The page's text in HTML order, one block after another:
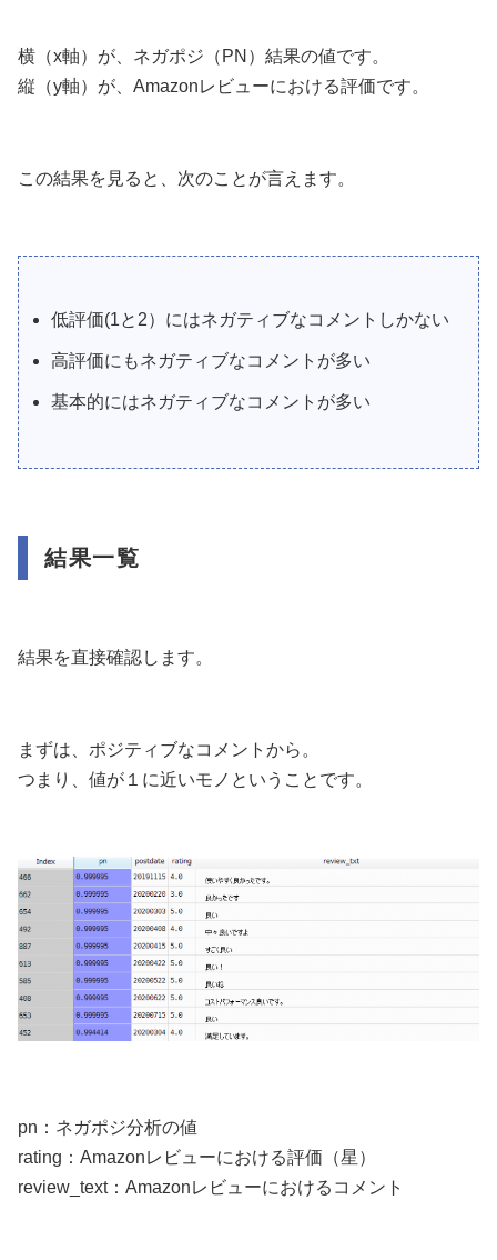
横（x軸）が、ネガポジ（PN）結果の値です。
縦（y軸）が、Amazonレビューにおける評価です。
この結果を見ると、次のことが言えます。
低評価(1と2）にはネガティブなコメントしかない
高評価にもネガティブなコメントが多い
基本的にはネガティブなコメントが多い
結果一覧
結果を直接確認します。
まずは、ポジティブなコメントから。
つまり、値が１に近いモノということです。
pn：ネガポジ分析の値
rating：Amazonレビューにおける評価（星）
review_text：Amazonレビューにおけるコメント